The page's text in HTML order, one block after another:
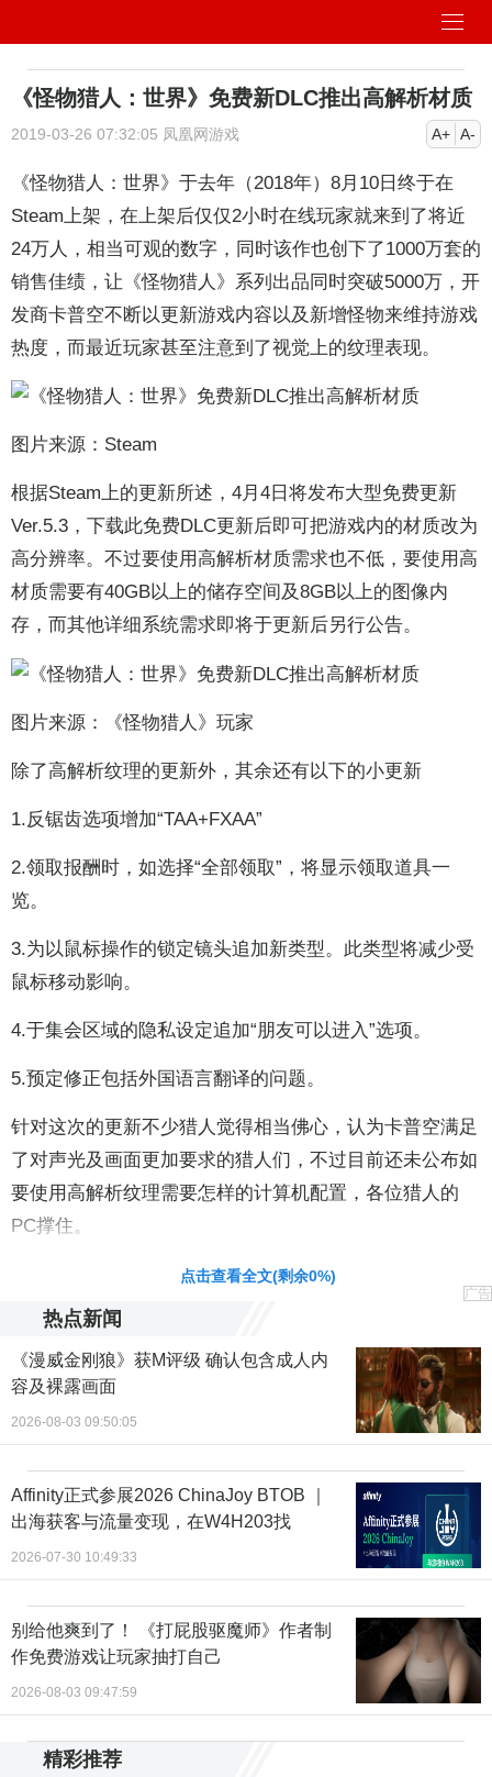
《怪物猎人：世界》免费新DLC推出高解析材质
2019-03-26 07:32:05 凤凰网游戏 A+ A-
《怪物猎人：世界》于去年（2018年）8月10日终于在
Steam上架，在上架后仅仅2小时在线玩家就来到了将近
24万人，相当可观的数字，同时该作也创下了1000万套的
销售佳绩，让《怪物猎人》系列出品同时突破5000万，开
发商卡普空不断以更新游戏内容以及新增怪物来维持游戏
热度，而最近玩家甚至注意到了视觉上的纹理表现。
图片来源：Steam
根据Steam上的更新所述，4月4日将发布大型免费更新
Ver.5.3，下载此免费DLC更新后即可把游戏内的材质改为
高分辨率。不过要使用高解析材质需求也不低，要使用高
材质需要有40GB以上的储存空间及8GB以上的图像内
存，而其他详细系统需求即将于更新后另行公告。
图片来源：《怪物猎人》玩家
除了高解析纹理的更新外，其余还有以下的小更新
1.反锯齿选项增加“TAA+FXAA”
2.领取报酬时，如选择“全部领取”，将显示领取道具一
览。
3.为以鼠标操作的锁定镜头追加新类型。此类型将减少受
鼠标移动影响。
4.于集会区域的隐私设定追加“朋友可以进入”选项。
5.预定修正包括外国语言翻译的问题。
针对这次的更新不少猎人觉得相当佛心，认为卡普空满足
了对声光及画面更加要求的猎人们，不过目前还未公布如
要使用高解析纹理需要怎样的计算机配置，各位猎人的
PC撑住。
责任编辑：黄鹏 CG001
点击查看全文(剩余0%)
广告
热点新闻
《漫威金刚狼》获M评级 确认包含成人内
容及裸露画面
2026-08-03 09:50:05
Affinity正式参展2026 ChinaJoy BTOB ｜
出海获客与流量变现，在W4H203找
2026-07-30 10:49:33
别给他爽到了！ 《打屁股驱魔师》作者制
作免费游戏让玩家抽打自己
2026-08-03 09:47:59
精彩推荐